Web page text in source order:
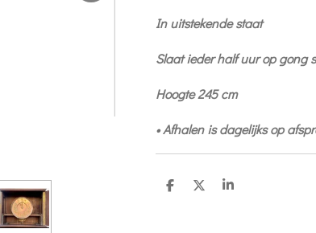
In uitstekende staat
Slaat ieder half uur op gong
Hoogte 245 cm
• Afhalen is dagelijks op
D
D
S